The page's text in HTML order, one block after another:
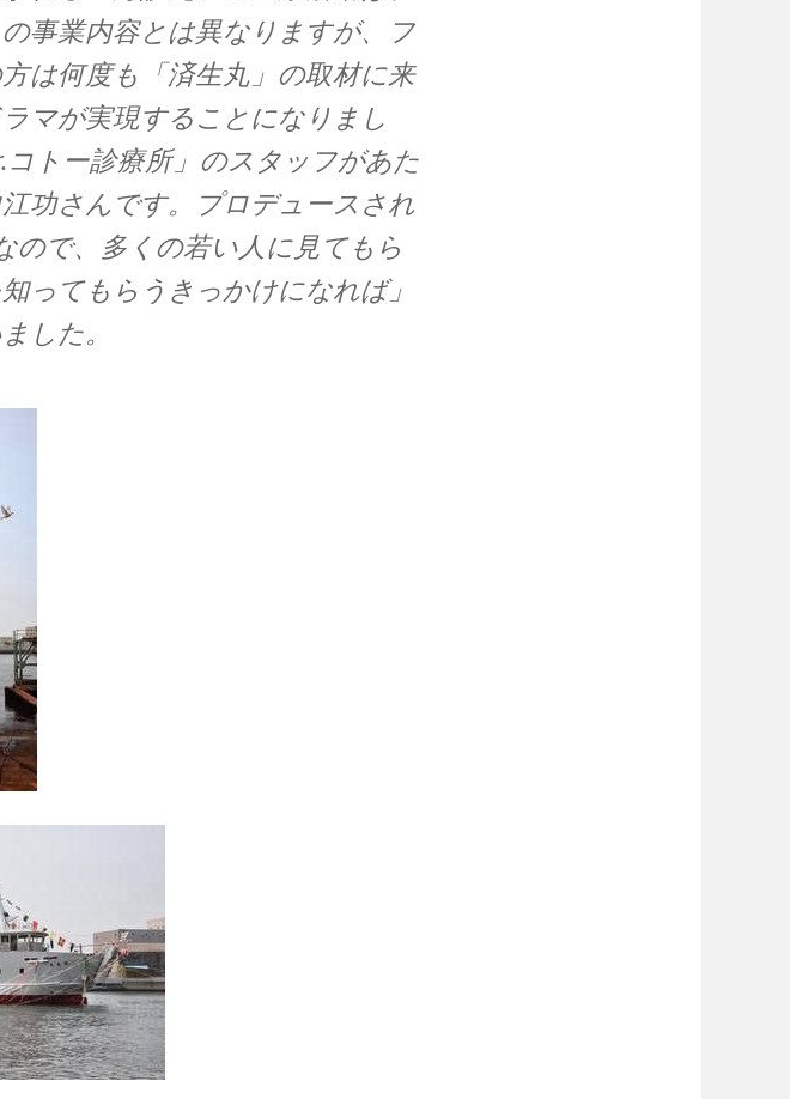
事業内容とは異なりますが、フ
は何度も「済生丸」の取材に来
マが実現することになりまし
コトー診療所」のスタッフがあた
功さんです。プロデュースされ
ので、多くの若い人に見てもら
ってもらうきっかけになれば」
した。